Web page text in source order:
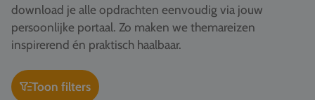
Contact
076 522 30 57
Klantportaal
download je alle opdrachten eenvoudig via jouw
persoonlijke portaal. Zo maken we themareizen
inspirerend én praktisch haalbaar.
Toon filters